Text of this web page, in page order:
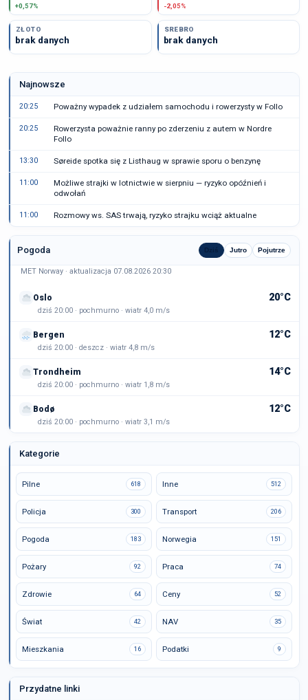
+0,57% -2,05%
ZŁOTO
brak danych
SREBRO
brak danych
Najnowsze
20:25 Poważny wypadek z udziałem samochodu i rowerzysty w Follo
20:25
Rowerzysta poważnie ranny po zderzeniu z autem w Nordre
Follo
13:30 Søreide spotka się z Listhaug w sprawie sporu o benzynę
11:00
Możliwe strajki w lotnictwie w sierpniu — ryzyko opóźnień i
odwołań
11:00 Rozmowy ws. SAS trwają, ryzyko strajku wciąż aktualne
Pogoda Dziś Jutro Pojutrze
MET Norway · aktualizacja 07.08.2026 20:30
Oslo 20°C
dziś 20:00 · pochmurno · wiatr 4,0 m/s
Bergen 12°C
dziś 20:00 · deszcz · wiatr 4,8 m/s
Trondheim 14°C
dziś 20:00 · pochmurno · wiatr 1,8 m/s
Bodø 12°C
dziś 20:00 · pochmurno · wiatr 3,1 m/s
Kategorie
Pilne 618 Inne 512
Policja 300 Transport 206
Pogoda 183 Norwegia 151
Pożary 92 Praca 74
Zdrowie 64 Ceny 52
Świat 42 NAV 35
Mieszkania 16 Podatki 9
Przydatne linki